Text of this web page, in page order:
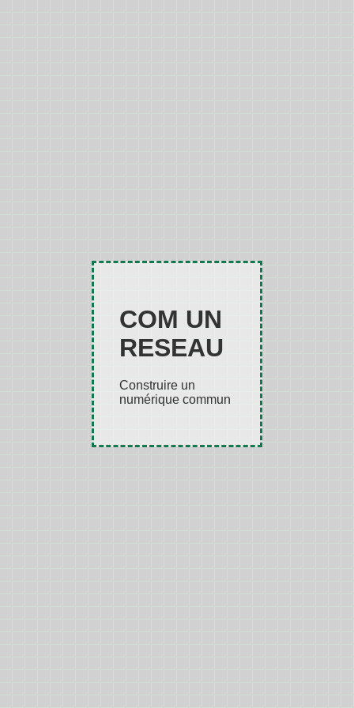
COM UN
RESEAU
Construire un
numérique commun